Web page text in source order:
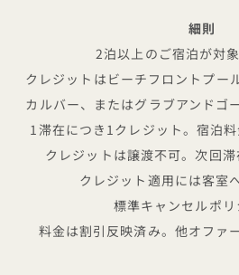
細則
2泊以上のご宿泊が対
クレジットはビーチフロントプー
カルバー、またはグラブアンドゴ
1滞在につき1クレジット。宿泊
クレジットは譲渡不可。次回
クレジット適用には客室
標準キャンセルポリ
料金は割引反映済み。他オファ